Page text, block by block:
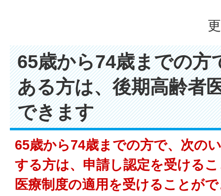
65歳から74歳までの方
ある方は、後期高齢者
できます
65歳から74歳までの方で、次の
する方は、申請し認定を受ける
医療制度の適用を受けることが